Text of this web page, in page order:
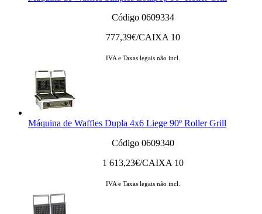
Código 0609334
777,39€/CAIXA 10
IVA e Taxas legais não incl.
Máquina de Waffles Dupla 4x6 Liege 90º Roller Grill
Código 0609340
1 613,23€/CAIXA 10
IVA e Taxas legais não incl.